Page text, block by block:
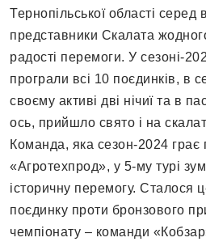
Тернопільської області серед
представники Скалата
радості перемоги. У сезоні-
програли всі 10 поєдинків, в
своєму активі дві нічиї та в
ось, прийшло свято і на
Команда, яка сезон-2024 грає
«Агротехпрод», у 5-му турі
історичну перемогу. Сталося
поєдинку проти бронзового
чемпіонату – команди